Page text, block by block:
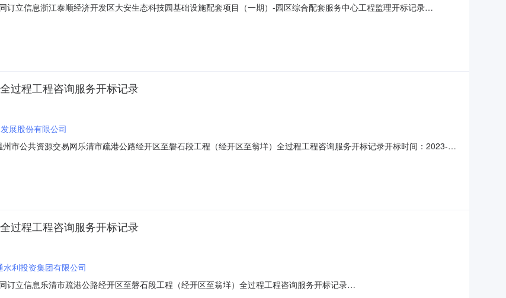
订立信息浙江泰顺经济开发区大安生态科技园基础设施配套项目（一期）-园区综合配套服务中心工程监理开标记录
-园区综合配套服务中心工程监理项目代码:2201-330329-04-01-
过程工程咨询服务开标记录
展股份有限公司
市公共资源交易网乐清市疏港公路经开区至磐石段工程（经开区至翁垟）全过程工程咨询服务开标记录开标时间：2023-
;保证金金额:500000.00元,投标文件递交时间:未上传,投标人名称:浙江广锐岩
过程工程咨询服务开标记录
水利投资集团有限公司
订立信息乐清市疏港公路经开区至磐石段工程（经开区至翁垟）全过程工程咨询服务开标记录